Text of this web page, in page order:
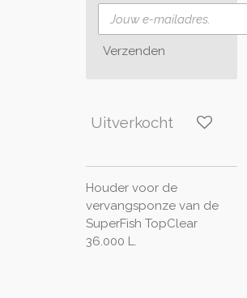
Verzenden
Uitverkocht
Houder voor de
vervangsponze van de
SuperFish TopClear
36.000 L.